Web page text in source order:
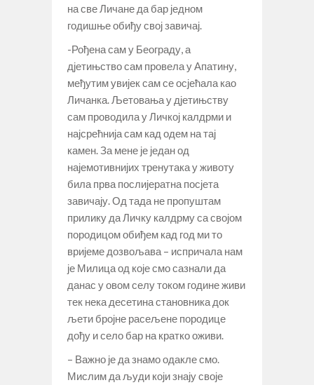
на све Личане да бар једном
годишње обиђу свој завичај.
-Рођена сам у Београду, а
дјетињство сам провела у Апатину,
међутим увијек сам се осјећала као
Личанка. Љетовања у дјетињству
сам проводила у Личкој калдрми и
најсрећнија сам кад одем на тај
камен. За мене је један од
најемотивнијих тренутака у животу
била прва послијератна посјета
завичају. Од тада не пропуштам
прилику да Личку калдрму са својом
породицом обиђем кад год ми то
вријеме дозвољава – испричала нам
је Милица од које смо сазнали да
данас у овом селу током године живи
тек нека десетина становника док
љети бројне расељене породице
дођу и село бар на кратко оживи.
– Важно је да знамо одакле смо.
Мислим да људи који знају своје